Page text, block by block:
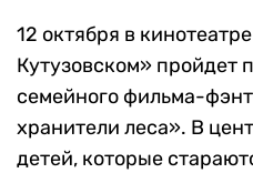
12 октября в
Кутузовском» пройдет
семейного фильма-
хранители леса». В
детей, которые